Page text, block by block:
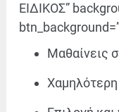
ΕΙΔΙΚΟΣ”
Μαθαίνεις
Χαμηλότερη